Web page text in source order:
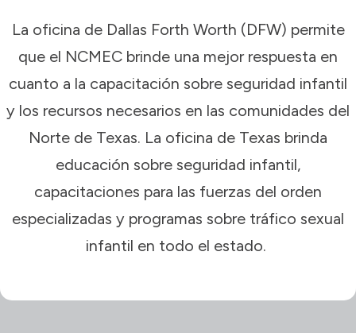
La oficina de Dallas Forth Worth (DFW) permite
que el NCMEC brinde una mejor respuesta en
cuanto a la capacitación sobre seguridad infantil
y los recursos necesarios en las comunidades del
Norte de Texas. La oficina de Texas brinda
educación sobre seguridad infantil,
capacitaciones para las fuerzas del orden
especializadas y programas sobre tráfico sexual
infantil en todo el estado.